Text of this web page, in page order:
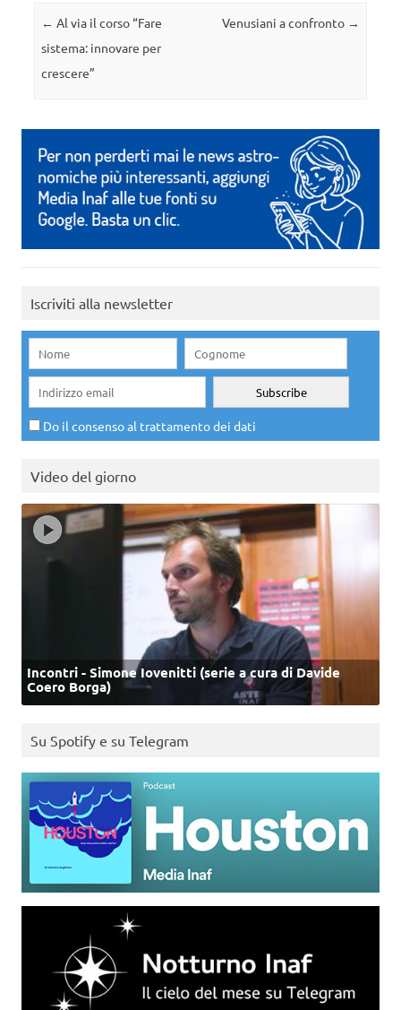
Navigazione articolo
← Al via il corso “Fare
sistema: innovare per
crescere”
Venusiani a confronto →
Iscriviti alla newsletter
Do il consenso al trattamento dei dati
Video del giorno
Incontri - Simone Iovenitti (serie a cura di Davide
Coero Borga)
Su Spotify e su Telegram